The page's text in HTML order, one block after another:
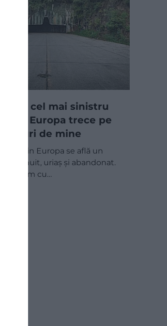
spre cel mai sinistru
din Europa trece pe
de mine
din Europa se află un
uriaș și abandonat.
turism cu…